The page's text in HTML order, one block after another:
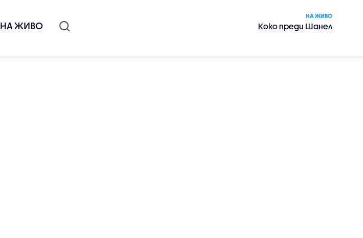
НА ЖИВО
НА ЖИВО
Коко преди Шанел